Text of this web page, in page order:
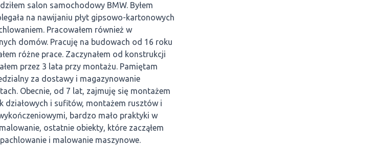
salon samochodowy BMW. Byłem
na nawijaniu płyt gipsowo-kartonowych
Pracowałem również w
domów. Pracuję na budowach od 16 roku
różne prace. Zaczynałem od konstrukcji
przez 3 lata przy montażu. Pamiętam
za dostawy i magazynowanie
Obecnie, od 7 lat, zajmuję się montażem
działowych i sufitów, montażem rusztów i
bardzo mało praktyki w
ostatnie obiekty, które zacząłem
i malowanie maszynowe.